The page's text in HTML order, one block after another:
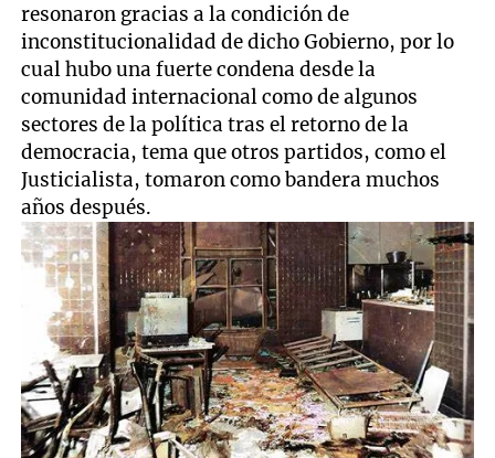
resonaron gracias a la condición de
inconstitucionalidad de dicho Gobierno, por lo
cual hubo una fuerte condena desde la
comunidad internacional como de algunos
sectores de la política tras el retorno de la
democracia, tema que otros partidos, como el
Justicialista, tomaron como bandera muchos
años después.